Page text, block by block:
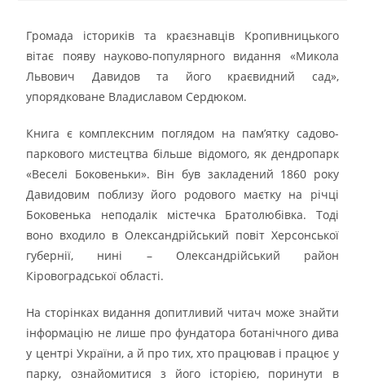
Громада істориків та краєзнавців Кропивницького
вітає появу науково-популярного видання «Микола
Львович Давидов та його краєвидний сад»,
упорядковане Владиславом Сердюком.
Книга є комплексним поглядом на пам’ятку садово-
паркового мистецтва більше відомого, як дендропарк
«Веселі Боковеньки». Він був закладений 1860 року
Давидовим поблизу його родового маєтку на річці
Боковенька неподалік містечка Братолюбівка. Тоді
воно входило в Олександрійський повіт Херсонської
губернії, нині – Олександрійський район
Кіровоградської області.
На сторінках видання допитливий читач може знайти
інформацію не лише про фундатора ботанічного дива
у центрі України, а й про тих, хто працював і працює у
парку, ознайомитися з його історією, поринути в